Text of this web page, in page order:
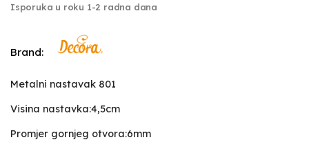
Isporuka u roku 1-2 radna dana
Brand:
Metalni nastavak 801
Visina nastavka:4,5cm
Promjer gornjeg otvora:6mm